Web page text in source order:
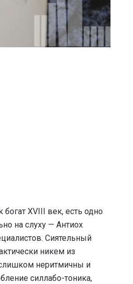
XVIII век, есть одно
на слуху — Антиох
Сиятельный
никем из
неритмичны и
силлабо-тоника,